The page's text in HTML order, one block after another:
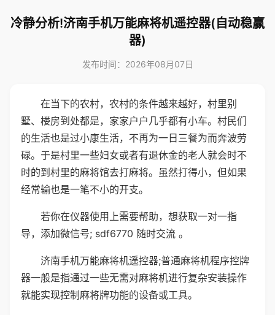
冷静分析!济南手机万能麻将机遥控器(自动稳赢
器)
发布时间：2026年08月07日
在当下的农村，农村的条件越来越好，村里别
墅、楼房到处都是，家家户户几乎都有小车。村民们
的生活也是过小康生活，不再为一日三餐为而奔波劳
碌。于是村里一些妇女或者有退休金的老人就会时不
时的到村里的麻将馆去打麻将。虽然打得小，但如果
经常输也是一笔不小的开支。
若你在仪器使用上需要帮助，想获取一对一指
导，添加微信号; sdf6770 随时交流 。
济南手机万能麻将机遥控器;普通麻将机程序控牌
器一般是指通过一些无需对麻将机进行复杂安装操作
就能实现控制麻将牌功能的设备或工具。